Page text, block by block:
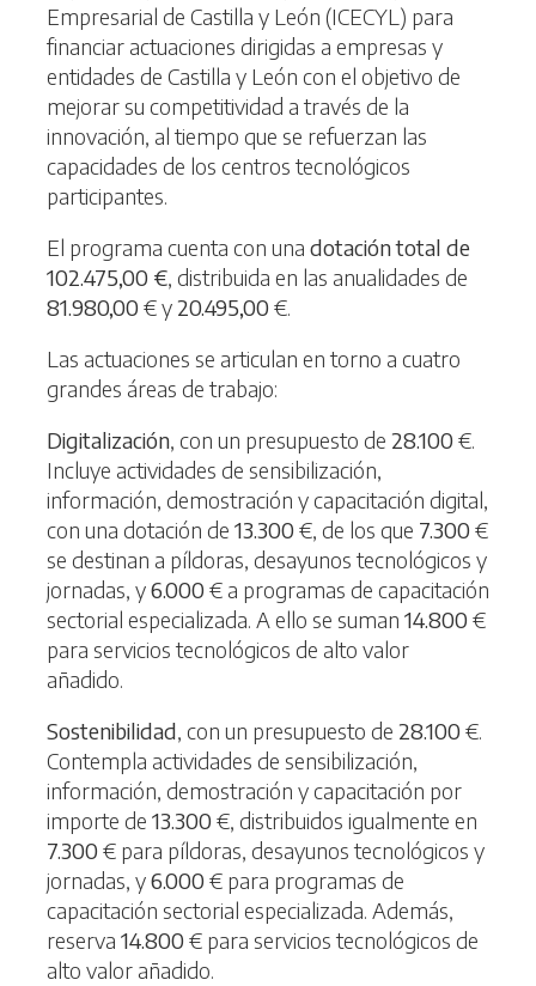
Empresarial de Castilla y León (ICECYL) para
financiar actuaciones dirigidas a empresas y
entidades de Castilla y León con el objetivo de
mejorar su competitividad a través de la
innovación, al tiempo que se refuerzan las
capacidades de los centros tecnológicos
participantes.
El programa cuenta con una dotación total de
102.475,00 €, distribuida en las anualidades de
81.980,00€ y 20.495,00€.
Las actuaciones se articulan en torno a cuatro
grandes áreas de trabajo:
Digitalización, con un presupuesto de 28.100€.
Incluye actividades de sensibilización,
información, demostración y capacitación digital,
con una dotación de 13.300€, de los que 7.300€
se destinan a píldoras, desayunos tecnológicos y
jornadas, y6.000€ a programas de capacitación
sectorial especializada. A ello se suman 14.800€
para servicios tecnológicos de alto valor
añadido.
Sostenibilidad, con un presupuesto de 28.100€.
Contempla actividades de sensibilización,
información, demostración y capacitación por
importe de 13.300€, distribuidos igualmente en
7.300€ para píldoras, desayunos tecnológicos y
jornadas, y6.000€ para programas de
capacitación sectorial especializada. Además,
reserva 14.800€ para servicios tecnológicos de
alto valor añadido.